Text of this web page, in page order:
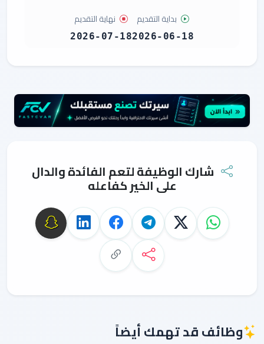
بداية التقديم
2026-06-18
نهاية التقديم
2026-07-18
شارك الوظيفة لتعم الفائدة والدال
على الخير كفاعله
وظائف قد تهمك أيضاً